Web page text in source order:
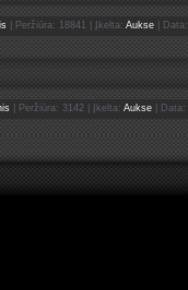
| Peržiūra: 18841 | Įkelta: Aukse | Data:
| Peržiūra: 3142 | Įkelta: Aukse| Data: